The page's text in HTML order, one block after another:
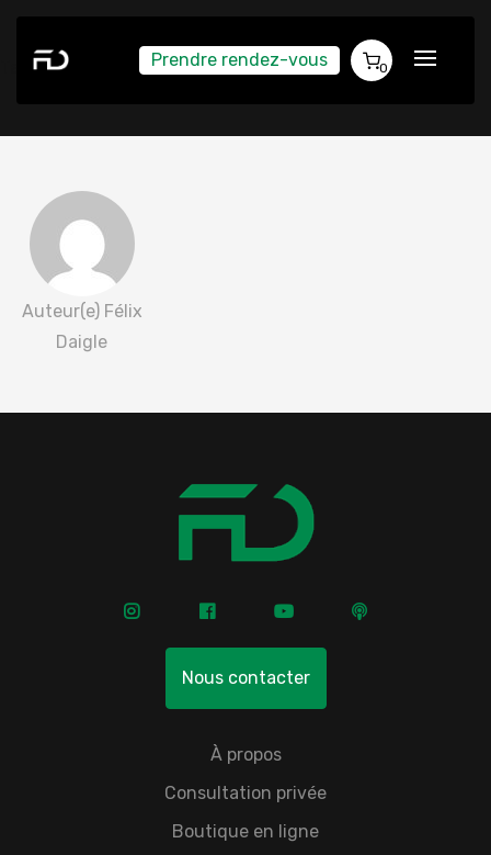
Prendre rendez-vous 0
Tania Fillion 2022-05-28
Auteur(e) Félix
Daigle
Nous contacter
À propos
Consultation privée
Boutique en ligne